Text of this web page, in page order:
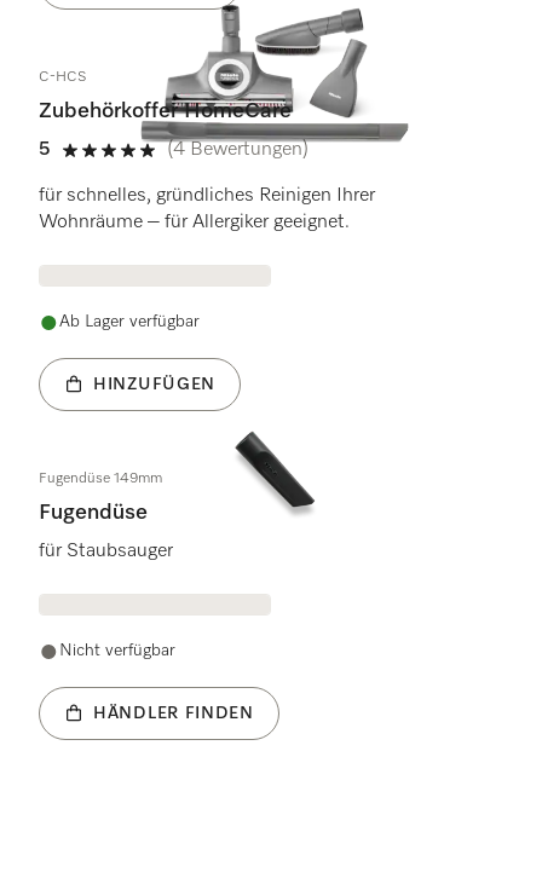
C-HCS
Zubehörkoffer HomeCare
5
5 Sterne von 5
(4 Bewertungen)
für schnelles, gründliches Reinigen Ihrer
Wohnräume – für Allergiker geeignet.
Ab Lager verfügbar
HINZUFÜGEN
Fugendüse 149mm
Fugendüse
für Staubsauger
Nicht verfügbar
HÄNDLER FINDEN